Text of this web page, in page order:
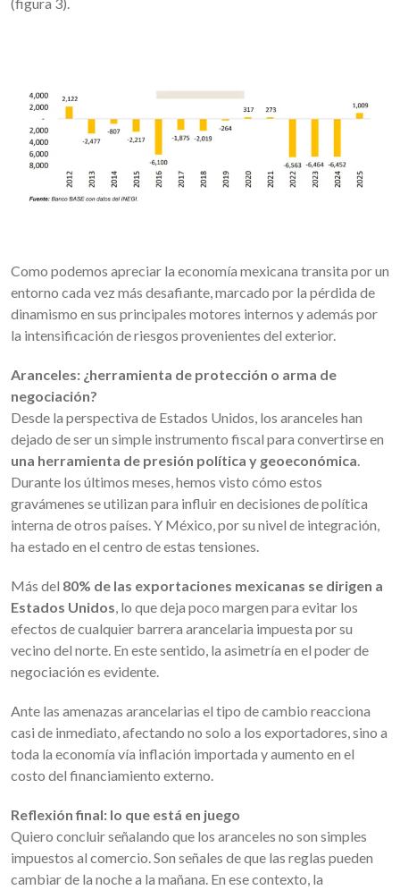
Como podemos apreciar la economía mexicana transita por un
entorno cada vez más desafiante, marcado por la pérdida de
dinamismo en sus principales motores internos y además por
la intensificación de riesgos provenientes del exterior.
Aranceles: ¿herramienta de protección o arma de
negociación?
Desde la perspectiva de Estados Unidos, los aranceles han
dejado de ser un simple instrumento fiscal para convertirse en
una herramienta de presión política y geoeconómica.
Durante los últimos meses, hemos visto cómo estos
gravámenes se utilizan para influir en decisiones de política
interna de otros países. Y México, por su nivel de integración,
ha estado en el centro de estas tensiones.
Más del 80% de las exportaciones mexicanas se dirigen a
Estados Unidos, lo que deja poco margen para evitar los
efectos de cualquier barrera arancelaria impuesta por su
vecino del norte. En este sentido, la asimetría en el poder de
negociación es evidente.
Ante las amenazas arancelarias el tipo de cambio reacciona
casi de inmediato, afectando no solo a los exportadores, sino a
toda la economía vía inflación importada y aumento en el
costo del financiamiento externo.
Reflexión final: lo que está en juego
Quiero concluir señalando que los aranceles no son simples
impuestos al comercio. Son señales de que las reglas pueden
cambiar de la noche a la mañana. En ese contexto, la